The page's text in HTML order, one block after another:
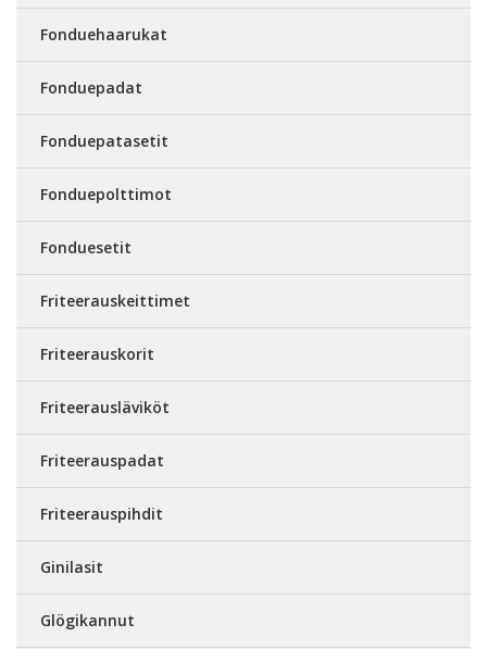
Fonduehaarukat
Fonduepadat
Fonduepatasetit
Fonduepolttimot
Fonduesetit
Friteerauskeittimet
Friteerauskorit
Friteerausläviköt
Friteerauspadat
Friteerauspihdit
Ginilasit
Glögikannut